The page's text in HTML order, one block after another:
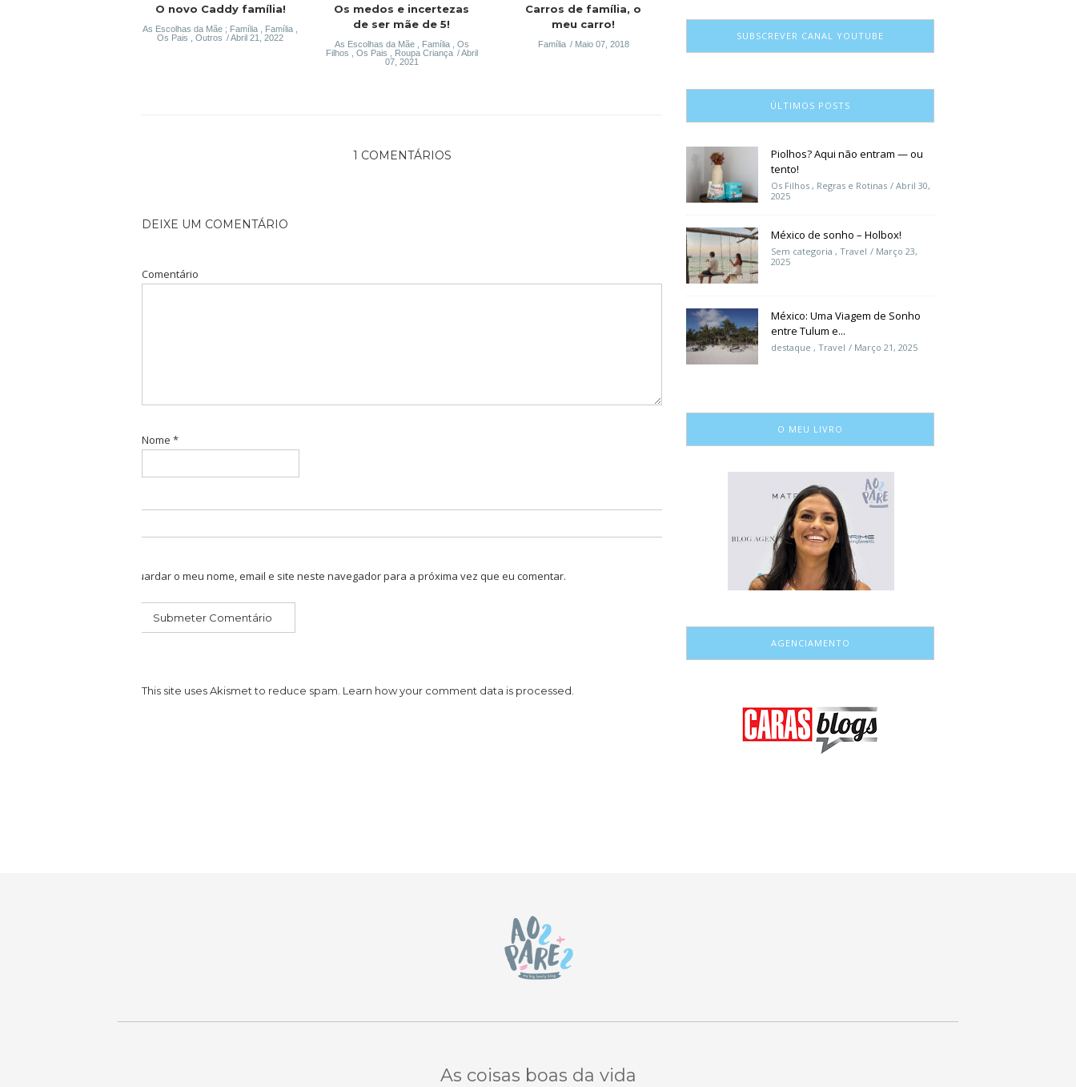
O novo Caddy família!
As Escolhas da Mãe ; Família Família
Os Pais
,Outros Abril 21, 2022
Os medos e incertezas
de ser mãe de 5!
As Escolhas da Mãe, Família, Os
Filhos
Os Pais Roupa Criança
Abril
07, 2021
Carros de família, o
meu carro!
Família Maio 07, 2018
1 COMENTÁRIOS
DEIXE UM COMENTÁRIO
Comentário
Nome *
Guardar o meu nome, email e site neste navegador para a próxima vez que eu comentar.
This site uses Akismet to reduce spam. Learn how your comment data is processed.
SUBSCREVER CANAL YOUTUBE
ÚLTIMOS POSTS
Piolhos? Aqui não entram — ou
tento!
Os Filhos , Regras e Rotinas
Abril 30,
2025
México de sonho – Holbox!
Sem categoria , Travel
Março 23,
2025
México: Uma Viagem de Sonho
entre Tulum e...
destaque , Travel Março 21, 2025
O MEU LIVRO
AGENCIAMENTO
As coisas boas da vida